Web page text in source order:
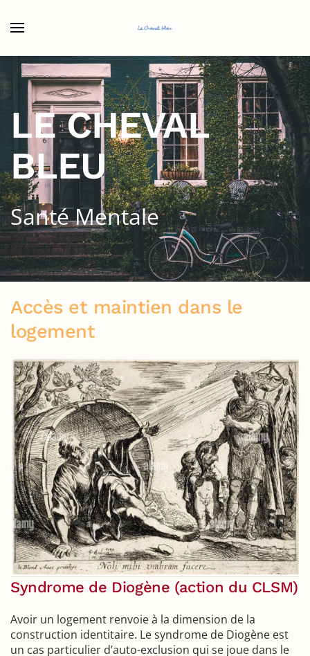
LE CHEVAL
BLEU
Santé Mentale
Accès et maintien dans le
logement
Syndrome de Diogène (action du CLSM)
Avoir un logement renvoie à la dimension de la
construction identitaire. Le syndrome de Diogène est
un cas particulier d’auto-exclusion qui se joue dans le